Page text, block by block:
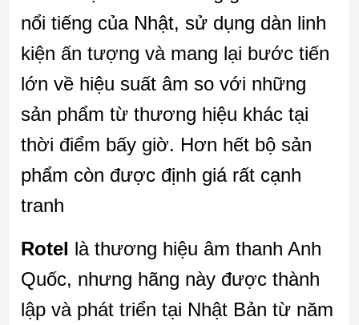
nổi tiếng của Nhật, sử dụng dàn linh
kiện ấn tượng và mang lại bước tiến
lớn về hiệu suất âm so với những
sản phẩm từ thương hiệu khác tại
thời điểm bấy giờ. Hơn hết bộ sản
phẩm còn được định giá rất cạnh
tranh
Rotel là thương hiệu âm thanh Anh
Quốc, nhưng hãng này được thành
lập và phát triển tại Nhật Bản từ năm